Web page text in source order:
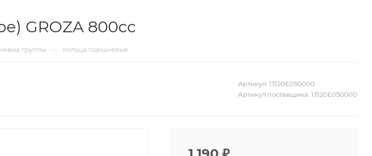
GROZA 800cc
группы — Кольца поршневые
Артикул: 13120E050000
Артикул поставщика: 13120E050000